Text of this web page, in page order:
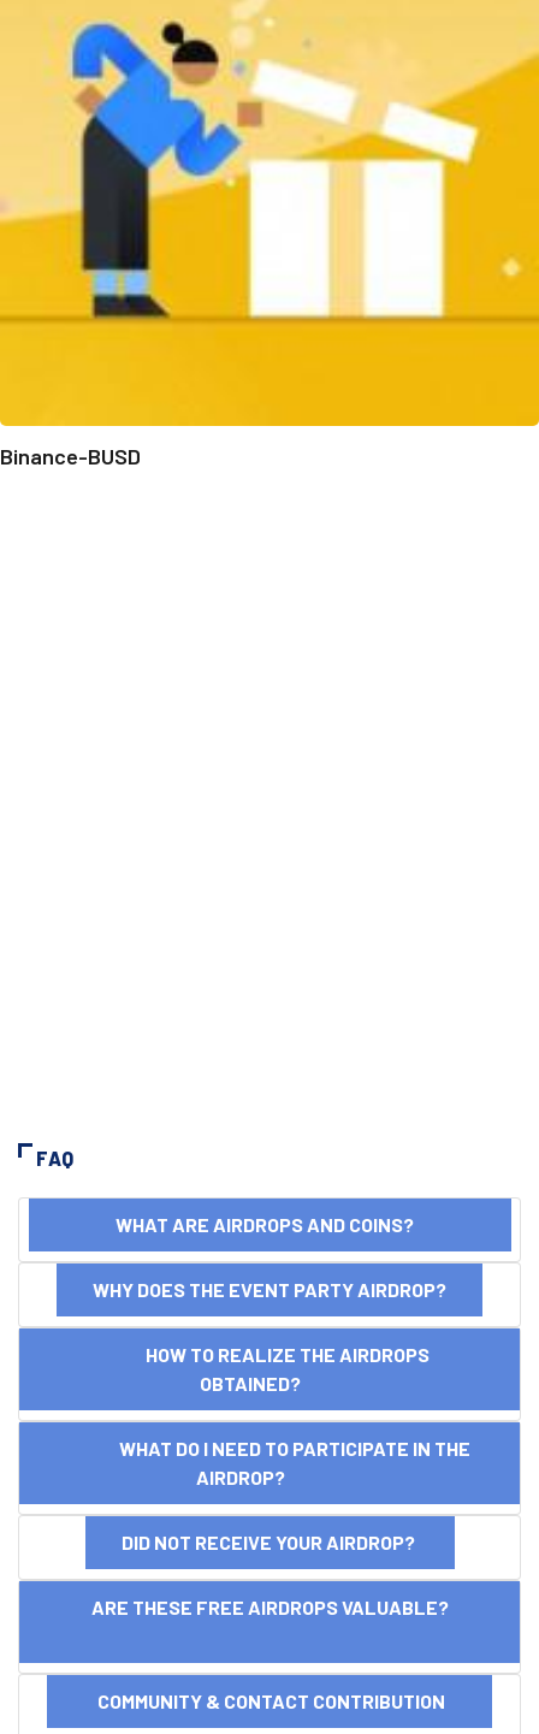
Binance-BUSD
FAQ
WHAT ARE AIRDROPS AND COINS?
WHY DOES THE EVENT PARTY AIRDROP?
HOW TO REALIZE THE AIRDROPS
OBTAINED?
WHAT DO I NEED TO PARTICIPATE IN THE
AIRDROP?
DID NOT RECEIVE YOUR AIRDROP?
ARE THESE FREE AIRDROPS VALUABLE?
COMMUNITY & CONTACT CONTRIBUTION